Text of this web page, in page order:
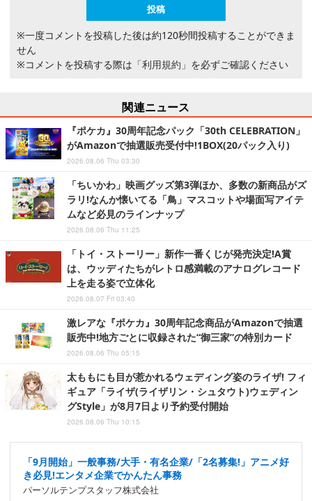
※一度コメントを投稿した後は約120秒間投稿することができま
せん
※コメントを投稿する際は 「利用規約」 を必ずご確認ください
関連ニュース
『ポケカ』30周年記念パック「30th CELEBRATION」
がAmazonで抽選販売受付中!1BOX(20パック入り)
2026.08.06 Thu 03:30
「ちいかわ」映画グッズ第3弾ほか、多数の新商品がズ
ラリ!なんか懐いてる「鳥」マスコットや場面写アイテ
ムなど必見のラインナップ
2026.08.06 Thu 11:25
「トイ・ストーリー」新作一番くじが発売決定!A賞
は、ウッディたちがレトロ感満載のアナログレコード
上を走る姿で立体化
2026.08.07 Fri 03:40
激レアな『ポケカ』30周年記念商品がAmazonで抽選
販売中!地方ごとに収録された“御三家”の特別カード
2026.08.06 Thu 05:15
太ももにも目が惹かれるウェディング姿のライザ! フィ
ギュア「ライザ(ライザリン・シュタウト)ウェディン
グStyle」が8月7日より予約受付開始
2026.08.06 Thu 10:15
「9月開始」一般事務/大手・有名企業/「2名募集!」アニメ好
き必見!エンタメ企業でかんたん事務
パーソルテンプスタッフ株式会社